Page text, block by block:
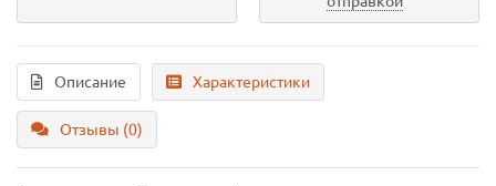
Описание Характеристики
Отзывы (0)